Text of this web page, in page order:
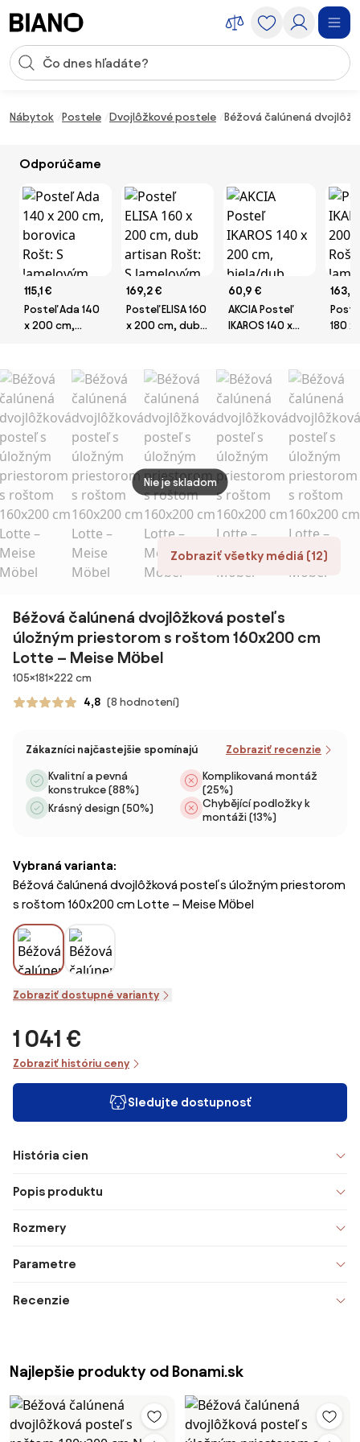
Vstup pre vyhľadávanie
Nábytok Postele Dvojlôžkové postele Béžová čalúnená
Odporúčame
115,1 €
Posteľ Ada 140
x 200 cm,
roštom,
Matrac: Bez
matraca
169,2 €
Posteľ ELISA 160
x 200 cm, dub
roštom,
Matrac: Bez
matraca
60,9 €
AKCIA Posteľ
IKAROS 140 x
sonoma II.
akosť
163,9
180 x
Zobraziť všetky médiá (12)
Nie je skladom
Béžová čalúnená dvojlôžková posteľ s
úložným priestorom s roštom 160x200 cm
Lotte – Meise Möbel
Rozmery
105×181×222 cm
4,8 (8 hodnotení)
Zákazníci najčastejšie spomínajú Zobraziť recenzie
Kvalitní a pevná
konstrukce (88%)
Krásný design (50%)
Komplikovaná montáž
(25%)
Chybějící podložky k
montáži (13%)
Vybraná varianta:
Béžová čalúnená dvojlôžková posteľ s úložným priestorom
s roštom 160x200 cm Lotte – Meise Möbel
Zobraziť dostupné varianty
1 041 €
Zobraziť históriu ceny
Sledujte dostupnosť
História cien
Popis produktu
Rozmery
Parametre
Recenzie
Najlepšie produkty od Bonami.sk